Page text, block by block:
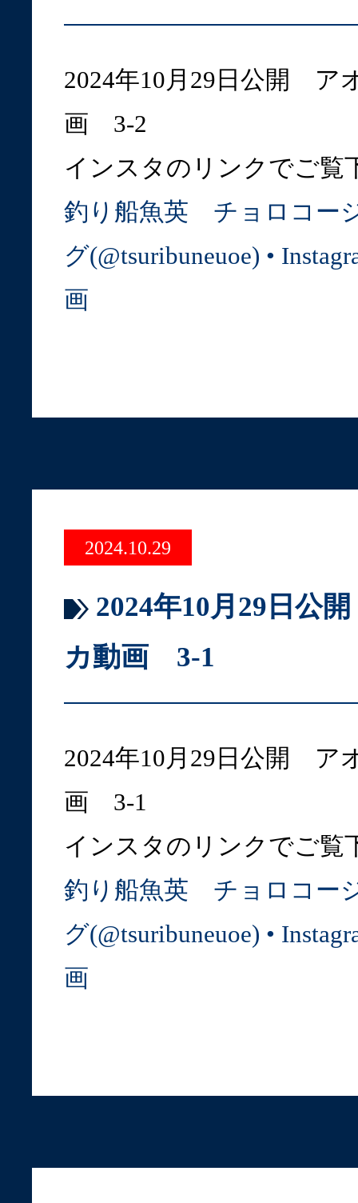
2024年10月29日公開 ア
画 3-2
インスタのリンクでご覧
釣り船魚英 チョロコー
グ(@tsuribuneuoe) •
画
2024.10.29
2024年10月29日公
カ動画 3-1
2024年10月29日公開 ア
画 3-1
インスタのリンクでご覧
釣り船魚英 チョロコー
グ(@tsuribuneuoe) •
画